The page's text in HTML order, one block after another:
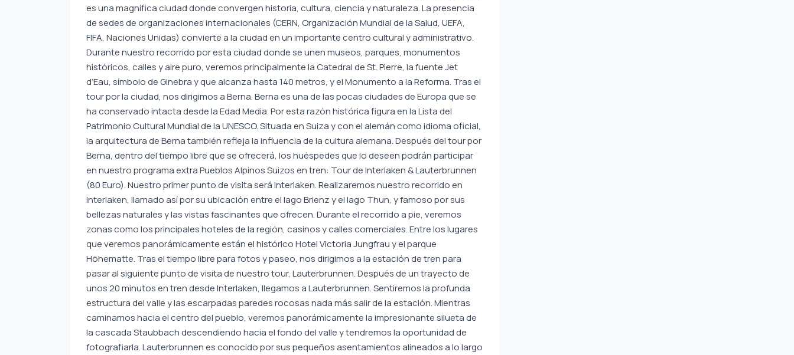
es una magnífica ciudad donde convergen historia, cultura, ciencia y naturaleza. La presencia
de sedes de organizaciones internacionales (CERN, Organización Mundial de la Salud, UEFA,
FIFA, Naciones Unidas) convierte a la ciudad en un importante centro cultural y administrativo.
Durante nuestro recorrido por esta ciudad donde se unen museos, parques, monumentos
históricos, calles y aire puro, veremos principalmente la Catedral de St. Pierre, la fuente Jet
d’Eau, símbolo de Ginebra y que alcanza hasta 140 metros, y el Monumento a la Reforma. Tras el
tour por la ciudad, nos dirigimos a Berna. Berna es una de las pocas ciudades de Europa que se
ha conservado intacta desde la Edad Media. Por esta razón histórica figura en la Lista del
Patrimonio Cultural Mundial de la UNESCO. Situada en Suiza y con el alemán como idioma oficial,
la arquitectura de Berna también refleja la influencia de la cultura alemana. Después del tour por
Berna, dentro del tiempo libre que se ofrecerá, los huéspedes que lo deseen podrán participar
en nuestro programa extra Pueblos Alpinos Suizos en tren: Tour de Interlaken & Lauterbrunnen
(80 Euro). Nuestro primer punto de visita será Interlaken. Realizaremos nuestro recorrido en
Interlaken, llamado así por su ubicación entre el lago Brienz y el lago Thun, y famoso por sus
bellezas naturales y las vistas fascinantes que ofrecen. Durante el recorrido a pie, veremos
zonas como los principales hoteles de la región, casinos y calles comerciales. Entre los lugares
que veremos panorámicamente están el histórico Hotel Victoria Jungfrau y el parque
Höhematte. Tras el tiempo libre para fotos y paseo, nos dirigimos a la estación de tren para
pasar al siguiente punto de visita de nuestro tour, Lauterbrunnen. Después de un trayecto de
unos 20 minutos en tren desde Interlaken, llegamos a Lauterbrunnen. Sentiremos la profunda
estructura del valle y las escarpadas paredes rocosas nada más salir de la estación. Mientras
caminamos hacia el centro del pueblo, veremos panorámicamente la impresionante silueta de
la cascada Staubbach descendiendo hacia el fondo del valle y tendremos la oportunidad de
fotografiarla. Lauterbrunnen es conocido por sus pequeños asentamientos alineados a lo largo